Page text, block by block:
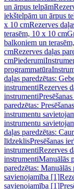
un ārpus telpām
iekštelpām un ārpus
x 10 cmRezerves
terasēm, 10 x 10 cm
balkoniem un
cmRezerves daļas
cmPiederumi
programmatūra
daļas paredzētas:
instrumentiRezerves
instrumenti
paredzētas:
instrumentu
instrumentu
daļas paredzētas:
līdzeklisPresēšanas
instrumentiRezerves
instrumentiManuālās
paredzētas: Manuālās
savienojamība [1]
savienojamība [1]